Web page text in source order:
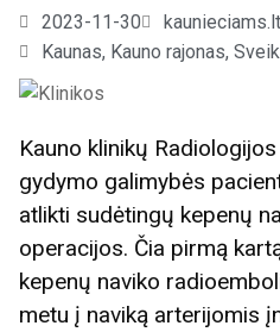
2023-11-30
kaunieciams.lt
Kaunas, Kauno rajonas,
Kauno klinikų
gydymo galimybės
atlikti sudėtingų kepenų
operacijos. Čia pirmą
kepenų naviko
metu į naviką arterijomis